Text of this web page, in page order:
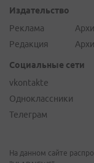
Издательство
Реклама
Редакция
Социальные сети
vkontakte
Одноклассники
Телеграм
На данном сайте